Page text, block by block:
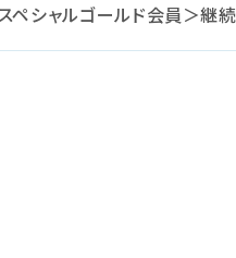
ペシャルゴールド会員＞継